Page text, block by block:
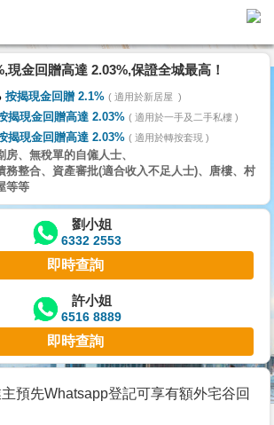
現金回贈高達 2.03%,保證全城最高！
按揭現金回贈 2.1% 適用於新居屋
揭現金回贈高達 2.03% 適用於一手及二手私樓
揭現金回贈高達 2.03% 適用於轉按套現
房、無稅單的自僱人士、
務整合、資產審批(適合收入不足人士)、唐樓、村
等等
劉小姐
6332 2553
即時查詢
許小姐
6516 8889
即時查詢
預先Whatsapp登記可享有額外宅谷回